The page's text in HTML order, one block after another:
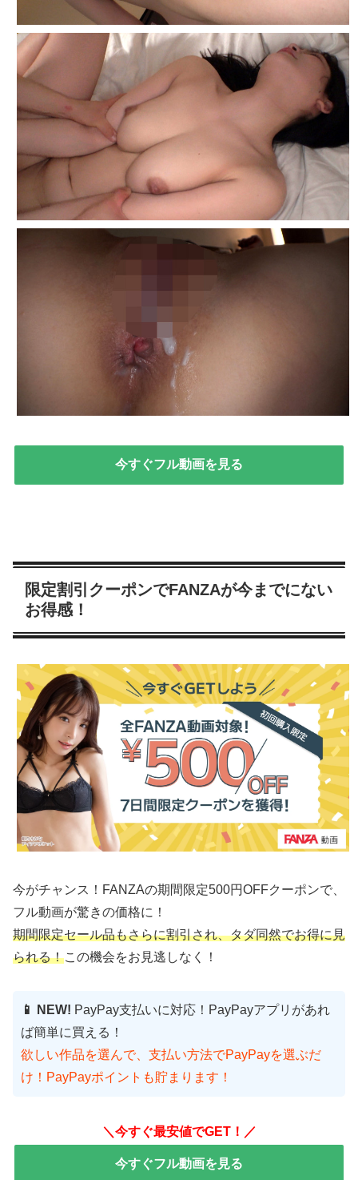
今すぐフル動画を見る
限定割引クーポンでFANZAが今までにない
お得感！
今がチャンス！FANZAの期間限定500円OFFクーポンで、
フル動画が驚きの価格に！
期間限定セール品もさらに割引され、タダ同然でお得に見
られる！この機会をお見逃しなく！
📱 NEW! PayPay支払いに対応！PayPayアプリがあれ
ば簡単に買える！
欲しい作品を選んで、支払い方法でPayPayを選ぶだ
け！PayPayポイントも貯まります！
＼今すぐ最安値でGET！／
今すぐフル動画を見る